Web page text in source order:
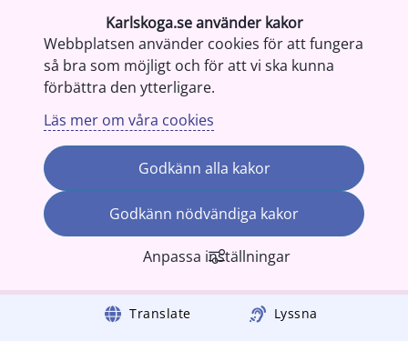
Karlskoga.se använder kakor
Webbplatsen använder cookies för att fungera
så bra som möjligt och för att vi ska kunna
förbättra den ytterligare.
Läs mer om våra cookies
Godkänn alla kakor
Godkänn nödvändiga kakor
Anpassa inställningar
Gå till innehåll Translate Lyssna